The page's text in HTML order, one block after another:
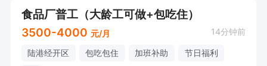
食品厂普工（大龄工可做+包吃住）
3500-4000 元/月 14分钟前
陆港经开区 包吃包住 加班补助
节日福利